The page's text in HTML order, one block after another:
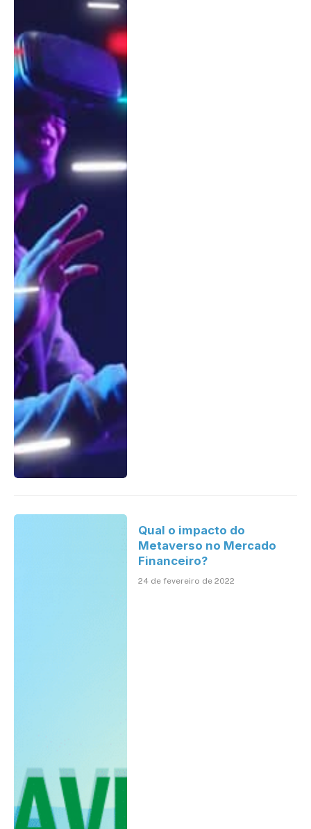
Qual o impacto do
Metaverso no Mercado
Financeiro?
24 de fevereiro de 2022